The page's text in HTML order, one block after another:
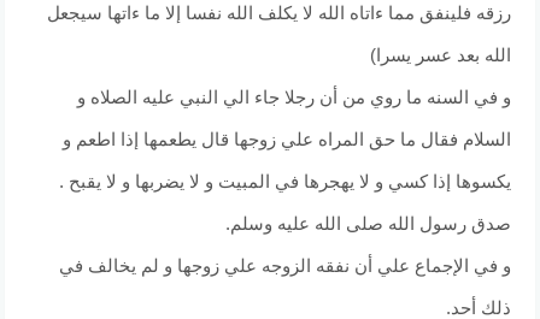
رزقه فلينفق مما ءاتاه الله لا يكلف الله نفسا إلا ما ءاتها سيجعل
الله بعد عسر يسرا)
و في السنه ما روي من أن رجلا جاء الي النبي عليه الصلاه و
السلام فقال ما حق المراه علي زوجها قال يطعمها إذا اطعم و
يكسوها إذا كسي و لا يهجرها في المبيت و لا يضربها و لا يقبح .
صدق رسول الله صلى الله عليه وسلم.
و في الإجماع علي أن نفقه الزوجه علي زوجها و لم يخالف في
ذلك أحد.